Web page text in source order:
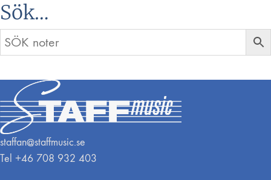
Sök…
staffan@staffmusic.se
Tel +46 708 932 403